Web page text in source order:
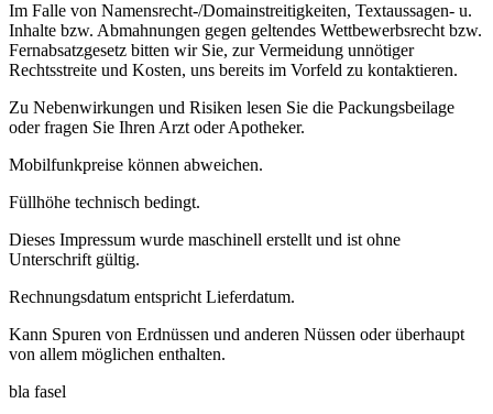
Im Falle von Namensrecht-/Domainstreitigkeiten, Textaussagen- u.
Inhalte bzw. Abmahnungen gegen geltendes Wettbewerbsrecht bzw.
Fernabsatzgesetz bitten wir Sie, zur Vermeidung unnötiger
Rechtsstreite und Kosten, uns bereits im Vorfeld zu kontaktieren.
Zu Nebenwirkungen und Risiken lesen Sie die Packungsbeilage
oder fragen Sie Ihren Arzt oder Apotheker.
Mobilfunkpreise können abweichen.
Füllhöhe technisch bedingt.
Dieses Impressum wurde maschinell erstellt und ist ohne
Unterschrift gültig.
Rechnungsdatum entspricht Lieferdatum.
Kann Spuren von Erdnüssen und anderen Nüssen oder überhaupt
von allem möglichen enthalten.
bla fasel